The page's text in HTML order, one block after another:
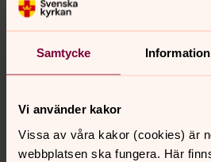
Samtycke Information
Vi använder kakor
Vissa av våra kakor (cookies) är
webbplatsen ska fungera. Här
Olivér Joób
Mobil:
0708-93 26 88
E-post: